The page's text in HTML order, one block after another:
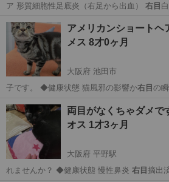
ア 形質細胞性足底炎（右足から出血） 右目 白濁 現在
福島 いわき市
アメリカンショートヘ
メス 8才0ヶ月
大阪府 池田市
子です。 ◆健康状態 猫風邪の影響か右目 の
大阪 池田市 猫 アメリカンシ
両目がなくちゃダメで
オス 1才3ヶ月
大阪府 平野駅
れませんか？ ◆健康状態 慢性鼻炎 右目 摘出済み ウイルス